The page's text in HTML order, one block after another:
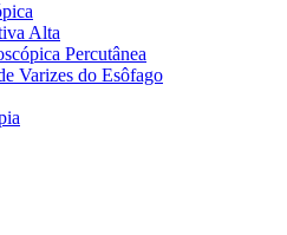
Alta
Percutânea
Varizes do Esôfago